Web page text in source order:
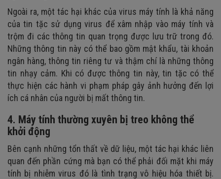
Ngoài ra, một tác hại khác của virus máy tính là khả năng
của tin tặc sử dụng virus để xâm nhập vào máy tính và
trộm đi các thông tin quan trọng được lưu trữ trong đó.
Những thông tin này có thể bao gồm mật khẩu, tài khoản
ngân hàng, thông tin riêng tư và thậm chí là những thông
tin nhạy cảm. Khi có được thông tin này, tin tặc có thể
thực hiện các hành vi phạm pháp gây ảnh hưởng đến lợi
ích cá nhân của người bị mất thông tin.
4. Máy tính thường xuyên bị treo không thể
khởi động
Bên cạnh những tổn thất về dữ liệu, một tác hại khác liên
quan đến phần cứng mà bạn có thể phải đối mặt khi máy
tính bị nhiễm virus đó là tình trạng vô hiệu hóa thiết bị.